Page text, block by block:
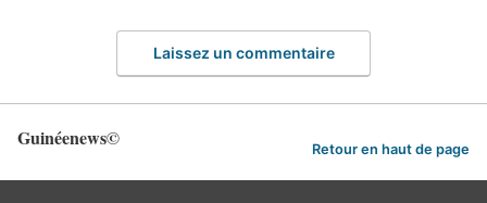
Laissez un commentaire
Guinéenews© Retour en haut de page